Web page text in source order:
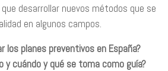
desarrollar nuevos métodos que se
en algunos campos.
los planes preventivos en España?
y cuándo y qué se toma como guía?